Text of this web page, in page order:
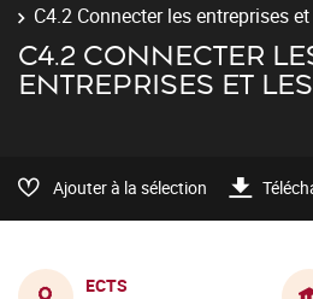
C4.2 Connecter les entreprises
C4.2 CONNECTER
ENTREPRISES ET
Ajouter à la sélection
ECTS